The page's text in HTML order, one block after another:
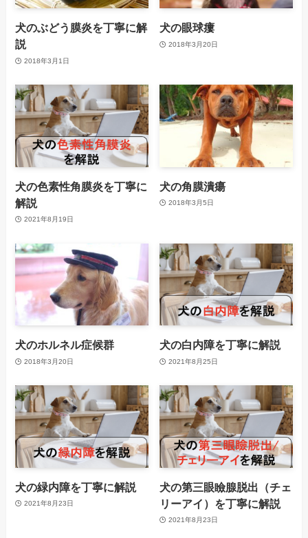
犬のぶどう膜炎を丁寧に解
説
2018年3月1日
犬の眼球瘻
2018年3月20日
犬の色素性角膜炎を丁寧に
解説
2021年8月19日
犬の角膜潰瘍
2018年3月5日
犬のホルネル症候群
2018年3月20日
犬の白内障を丁寧に解説
2021年8月25日
犬の緑内障を丁寧に解説
2021年8月23日
犬の第三眼瞼腺脱出（チェ
リーアイ）を丁寧に解説
2021年8月23日